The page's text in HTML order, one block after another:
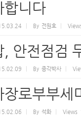
합니다
By 전원호
, 안전점검
By 종각박사
장로부부세
By 석화 Views